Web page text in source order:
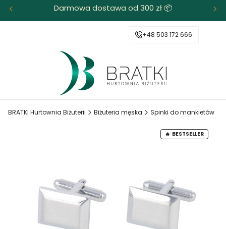
Darmowa dostawa od 300 zł 📦
+48 503 172 666
BRATKI Hurtownia Biżuterii Biżuteria męska Spinki do mankietów
BESTSELLER